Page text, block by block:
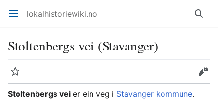
Åpne hovedmenyen lokalhistoriewiki.no Søk
Stoltenbergs vei (Stavanger)
Overvåk
Rediger
Stoltenbergs vei er ein veg i Stavanger kommune.